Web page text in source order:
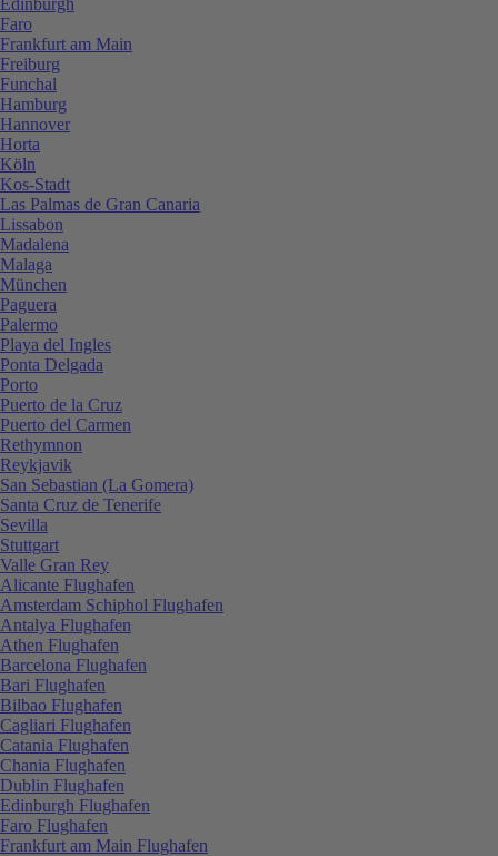
Faro
Frankfurt am Main
Freiburg
Funchal
Hamburg
Hannover
Horta
Köln
Kos-Stadt
Las Palmas de Gran Canaria
Lissabon
Madalena
Malaga
München
Paguera
Palermo
Playa del Ingles
Ponta Delgada
Porto
Puerto de la Cruz
Puerto del Carmen
Rethymnon
Reykjavik
San Sebastian (La Gomera)
Santa Cruz de Tenerife
Sevilla
Stuttgart
Valle Gran Rey
Alicante Flughafen
Amsterdam Schiphol Flughafen
Antalya Flughafen
Athen Flughafen
Barcelona Flughafen
Bari Flughafen
Bilbao Flughafen
Cagliari Flughafen
Catania Flughafen
Chania Flughafen
Dublin Flughafen
Edinburgh Flughafen
Faro Flughafen
Frankfurt am Main Flughafen